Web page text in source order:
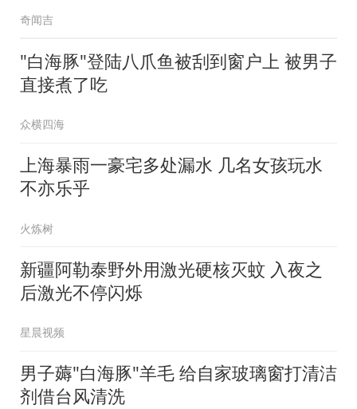
奇闻吉
"白海豚"登陆八爪鱼被刮到窗户上 被男子
直接煮了吃
众横四海
上海暴雨一豪宅多处漏水 几名女孩玩水
不亦乐乎
火炼树
新疆阿勒泰野外用激光硬核灭蚊 入夜之
后激光不停闪烁
星晨视频
男子薅"白海豚"羊毛 给自家玻璃窗打清洁
剂借台风清洗